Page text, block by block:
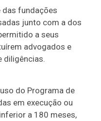
fundações
junto com a dos
a seus
advogados e
diligências.
do Programa de
em execução ou
a 180 meses,